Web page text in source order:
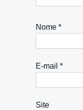
Nome *
E-mail *
Site